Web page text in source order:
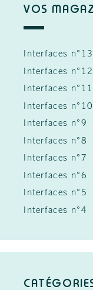
VOS
Interfaces n°13
Interfaces n°12
Interfaces n°11
Interfaces n°10
Interfaces n°9
Interfaces n°8
Interfaces n°7
Interfaces n°6
Interfaces n°5
Interfaces n°4